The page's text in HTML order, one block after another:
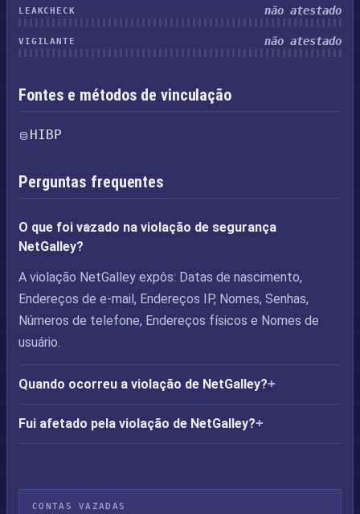
LEAKCHECK não atestado
VIGILANTE não atestado
Fontes e métodos de vinculação
HIBP
Perguntas frequentes
O que foi vazado na violação de segurança
NetGalley?
A violação NetGalley expôs: Datas de nascimento,
Endereços de e-mail, Endereços IP, Nomes, Senhas,
Números de telefone, Endereços físicos e Nomes de
usuário.
Quando ocorreu a violação de NetGalley?
Fui afetado pela violação de NetGalley?
CONTAS VAZADAS